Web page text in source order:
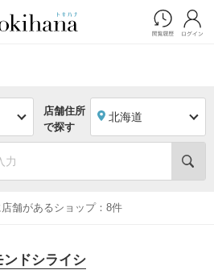
店舗住所
で探す
北海道
店舗があるショップ：8件
ドシライシ